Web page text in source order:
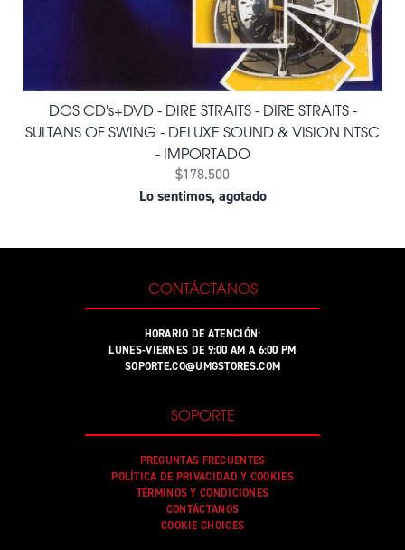
DOS CD's+DVD - DIRE STRAITS - DIRE STRAITS -
SULTANS OF SWING - DELUXE SOUND & VISION NTSC
- IMPORTADO
$178.500
Lo sentimos, agotado
CONTÁCTANOS
HORARIO DE ATENCIÓN:
LUNES-VIERNES DE 9:00 AM A 6:00 PM
SOPORTE.CO@UMGSTORES.COM
SOPORTE
PREGUNTAS FRECUENTES
POLÍTICA DE PRIVACIDAD Y COOKIES
TÉRMINOS Y CONDICIONES
CONTÁCTANOS
COOKIE CHOICES